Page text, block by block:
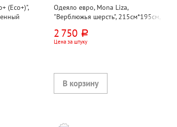
(Eco+)",
Одеяло евро, Mona Liza,
"Верблюжья шерсть", 215см*195см,
2 750 руб.
Цена за штуку